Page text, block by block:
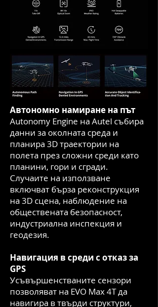
Автономно намиране на път
Autonomy Engine на Autel събира
данни за околната среда и
планира 3D траектории на
полета през сложни среди като
планини, гори и сгради.
Случаите на използване
включват бърза реконструкция
на 3D сцена, наблюдение на
обществената безопасност,
индустриална инспекция и
геодезия.
Навигация в среди с отказ за
GPS
Усъвършенстваните сензори
позволяват на EVO Max 4T да
навигира в твърди структури,